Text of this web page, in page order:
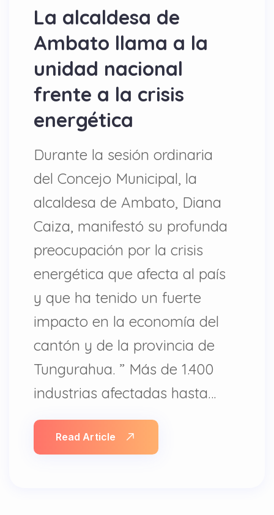
La alcaldesa de
Ambato llama a la
unidad nacional
frente a la crisis
energética
Durante la sesión ordinaria
del Concejo Municipal, la
alcaldesa de Ambato, Diana
Caiza, manifestó su profunda
preocupación por la crisis
energética que afecta al país
y que ha tenido un fuerte
impacto en la economía del
cantón y de la provincia de
Tungurahua. ” Más de 1.400
industrias afectadas hasta…
Read Article